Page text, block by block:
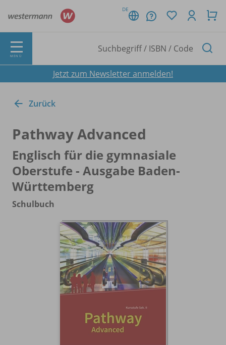
DE
MENÜ
Jetzt zum Newsletter anmelden!
Zurück
Pathway Advanced
Englisch für die gymnasiale
Oberstufe - Ausgabe Baden-
Württemberg
Schulbuch